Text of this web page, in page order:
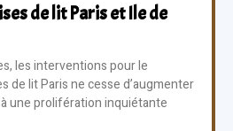
de lit Paris et Ile de
les interventions pour le
de lit Paris ne cesse d’augmenter
une prolifération inquiétante